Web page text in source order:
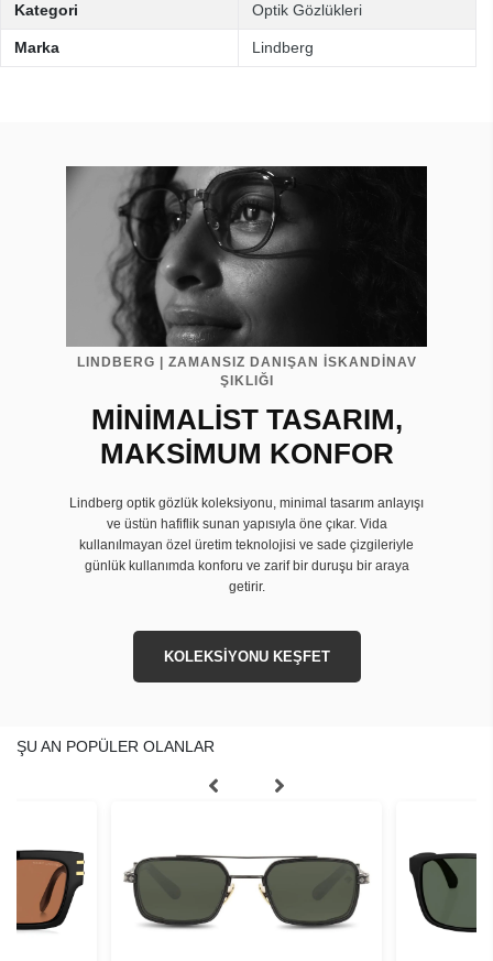
Kategori Optik Gözlükleri
Marka Lindberg
LINDBERG | ZAMANSIZ DANIŞAN İSKANDİNAV
ŞIKLIĞI
MİNİMALİST TASARIM,
MAKSİMUM KONFOR
Lindberg optik gözlük koleksiyonu, minimal tasarım anlayışı
ve üstün hafiflik sunan yapısıyla öne çıkar. Vida
kullanılmayan özel üretim teknolojisi ve sade çizgileriyle
günlük kullanımda konforu ve zarif bir duruşu bir araya
getirir.
KOLEKSİYONU KEŞFET
ŞU AN POPÜLER OLANLAR